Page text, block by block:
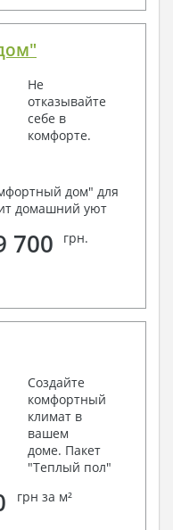
Не
отказывайте
себе в
комфорте.
дом" для
домашний уют
700 грн.
Создайте
комфортный
климат в
вашем
доме. Пакет
"Теплый пол"
грн за м²